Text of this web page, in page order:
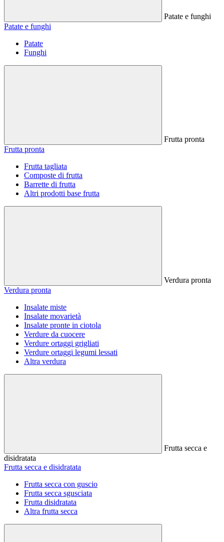
Patate e funghi
Patate e funghi
Patate
Funghi
Frutta pronta
Frutta pronta
Frutta tagliata
Composte di frutta
Barrette di frutta
Altri prodotti base frutta
Verdura pronta
Verdura pronta
Insalate miste
Insalate movarietà
Insalate pronte in ciotola
Verdure da cuocere
Verdure ortaggi grigliati
Verdure ortaggi legumi lessati
Altra verdura
Frutta secca e
disidratata
Frutta secca e disidratata
Frutta secca con guscio
Frutta secca sgusciata
Frutta disidratata
Altra frutta secca